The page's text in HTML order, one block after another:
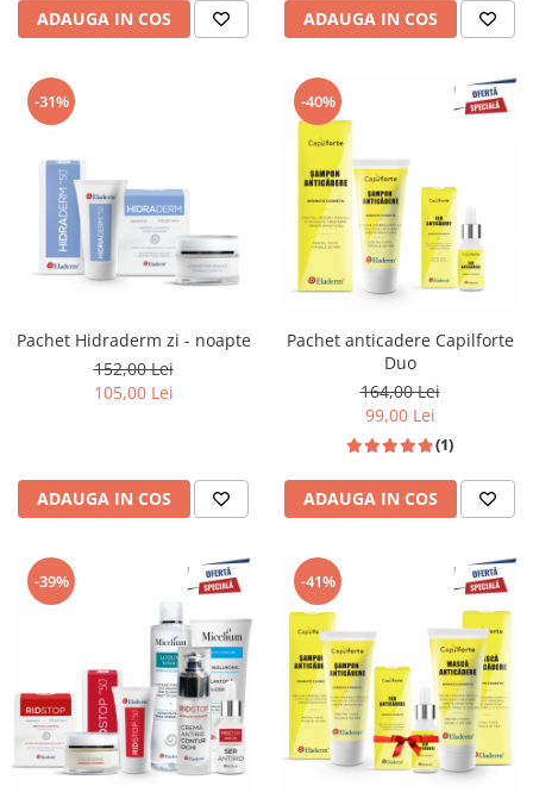
ADAUGA IN COS ADAUGA IN COS
-31%
Pachet Hidraderm zi - noapte
152,00 Lei
105,00 Lei
ADAUGA IN COS
-40%
Pachet anticadere Capilforte
Duo
164,00 Lei
99,00 Lei
(1)
ADAUGA IN COS
-39% -41%